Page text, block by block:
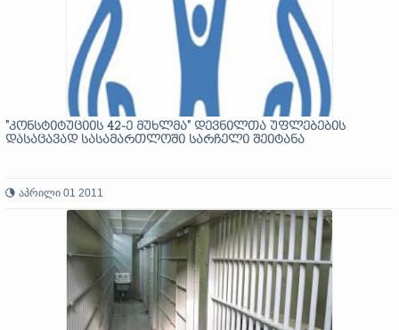
"კონსტიტუციის 42-ე მუხლმა" დევნილთა უფლებების
დასაცავად სასამართლოში სარჩელი შეიტანა
აპრილი 01 2011